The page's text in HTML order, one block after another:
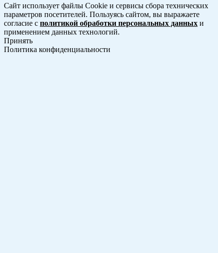
Сайт использует файлы Cookie и сервисы сбора технических
параметров посетителей. Пользуясь сайтом, вы выражаете
согласие с политикой обработки персональных данных и
применением данных технологий.
Принять
Политика конфиденциальности